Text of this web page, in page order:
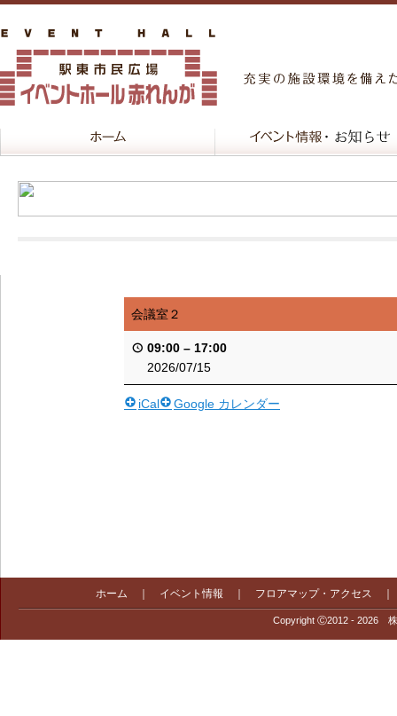
会議室２
09:00 – 17:00
2026/07/15
iCal Google カレンダー
ホーム イベント情報 フロアマップ・アクセス
Copyright Ⓒ2012 - 2026 株